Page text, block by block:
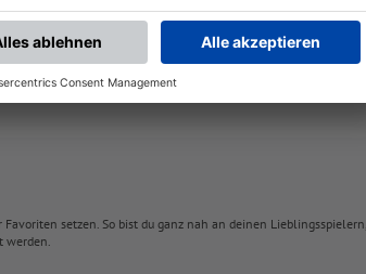
KANAL!
Favoriten setzen. So bist du ganz nah an deinen
werden.